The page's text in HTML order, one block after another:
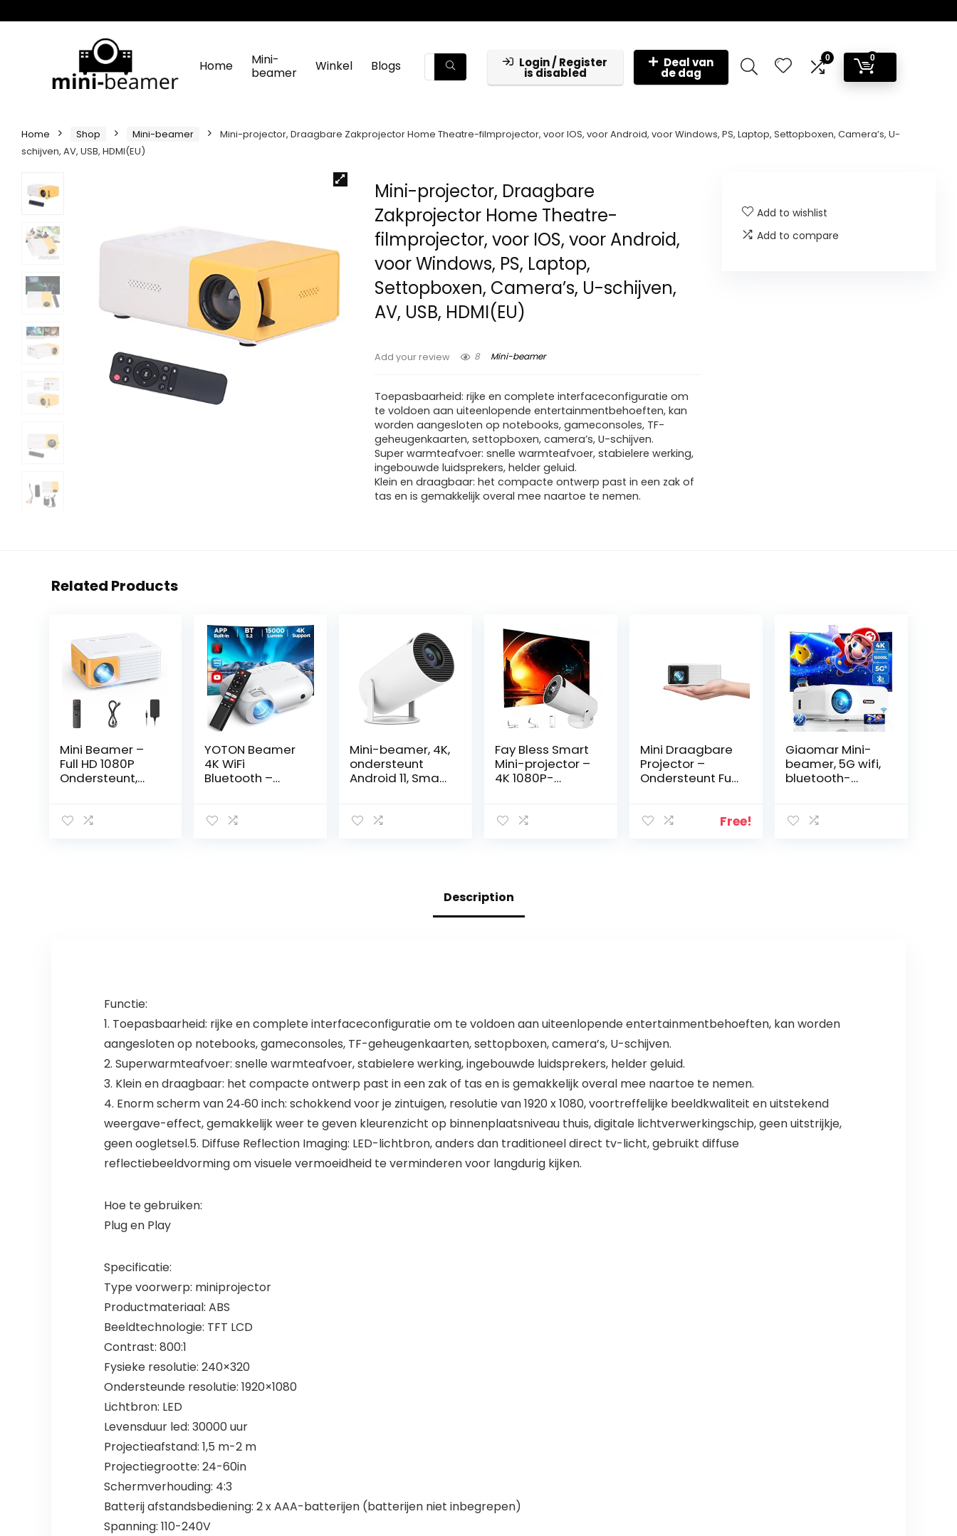
Home
Mini-
beamer
Winkel Blogs Login / Register
is disabled
Deal van
de dag
0 0
Home Shop Mini-beamer
Mini-projector, Draagbare Zakprojector Home Theatre-filmprojector, voor IOS, voor Android, voor Windows, PS, Laptop, Settopboxen, Camera’s, U-
schijven, AV, USB, HDMI(EU)
Mini-projector, Draagbare
Zakprojector Home Theatre-
filmprojector, voor IOS, voor Android,
voor Windows, PS, Laptop,
Settopboxen, Camera’s, U-schijven,
AV, USB, HDMI(EU)
Add your review 8 Mini-beamer
Toepasbaarheid: rijke en complete interfaceconfiguratie om
te voldoen aan uiteenlopende entertainmentbehoeften, kan
worden aangesloten op notebooks, gameconsoles, TF-
geheugenkaarten, settopboxen, camera’s, U-schijven.
Super warmteafvoer: snelle warmteafvoer, stabielere werking,
ingebouwde luidsprekers, helder geluid.
Klein en draagbaar: het compacte ontwerp past in een zak of
tas en is gemakkelijk overal mee naartoe te nemen.
Add to wishlist
Add to compare
Related Products
Mini Beamer –
Full HD 1080P
Ondersteunt,
mobiele
YOTON Beamer
4K WiFi
Bluetooth –
compatibele
Mini-beamer, 4K,
ondersteunt
Android 11, Smart
mini-projector
Fay Bless Smart
Mini-projector –
4K 1080P-
horizontale
filmavonden
buiten,
compatibel met
Mini Draagbare
Projector –
Ondersteunt Full
Compatibel met
Free!
Giaomar Mini-
beamer, 5G wifi,
bluetooth-
1080p, Full HD
Description
Functie:
1. Toepasbaarheid: rijke en complete interfaceconfiguratie om te voldoen aan uiteenlopende entertainmentbehoeften, kan worden
aangesloten op notebooks, gameconsoles, TF-geheugenkaarten, settopboxen, camera’s, U-schijven.
2. Superwarmteafvoer: snelle warmteafvoer, stabielere werking, ingebouwde luidsprekers, helder geluid.
3. Klein en draagbaar: het compacte ontwerp past in een zak of tas en is gemakkelijk overal mee naartoe te nemen.
4. Enorm scherm van 24‑60 inch: schokkend voor je zintuigen, resolutie van 1920 x 1080, voortreffelijke beeldkwaliteit en uitstekend
weergave-effect, gemakkelijk weer te geven kleurenzicht op binnenplaatsniveau thuis, digitale lichtverwerkingschip, geen uitstrijkje,
geen oogletsel.5. Diffuse Reflection Imaging: LED-lichtbron, anders dan traditioneel direct tv-licht, gebruikt diffuse
reflectiebeeldvorming om visuele vermoeidheid te verminderen voor langdurig kijken.
Hoe te gebruiken:
Plug en Play
Specificatie:
Type voorwerp: miniprojector
Productmateriaal: ABS
Beeldtechnologie: TFT LCD
Contrast: 800:1
Fysieke resolutie: 240×320
Ondersteunde resolutie: 1920×1080
Lichtbron: LED
Levensduur led: 30000 uur
Projectieafstand: 1,5 m-2 m
Projectiegrootte: 24-60in
Schermverhouding: 4:3
Batterij afstandsbediening: 2 x AAA-batterijen (batterijen niet inbegrepen)
Spanning: 110-240V